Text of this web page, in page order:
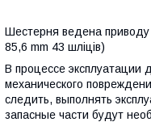
Шестерня ведена
85,6 mm 43 шліців)
В процессе эксплуатации
механического
следить, выполнять
запасные части будут